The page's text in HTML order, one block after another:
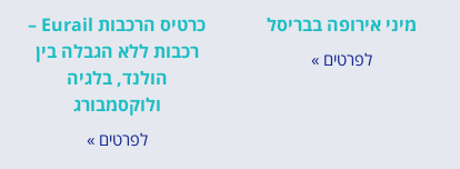
מיני אירופה בבריסל
לפרטים »
כרטיס הרכבות Eurail –
רכבות ללא הגבלה בין
הולנד, בלגיה
ולוקסמבורג
לפרטים »